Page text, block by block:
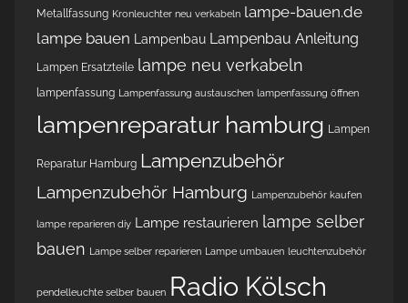
Metallfassung Kronleuchter neu verkabeln lampe-bauen.de
lampe bauen
Lampenbau Lampenbau Anleitung
Lampen Ersatzteile lampe neu verkabeln
lampenfassung Lampenfassung austauschen lampenfassung öffnen
lampenreparatur hamburg Lampen
Reparatur Hamburg Lampenzubehör
Lampenzubehör Hamburg Lampenzubehör kaufen
lampe reparieren diy Lampe restaurieren lampe selber
bauen Lampe selber reparieren Lampe umbauen leuchtenzubehör
pendelleuchte selber bauen Radio Kölsch